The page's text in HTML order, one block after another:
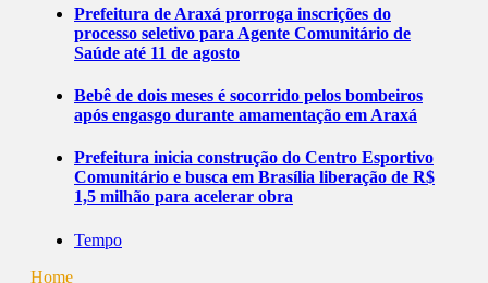
Prefeitura de Araxá prorroga inscrições do
processo seletivo para Agente Comunitário de
Saúde até 11 de agosto
Bebê de dois meses é socorrido pelos bombeiros
após engasgo durante amamentação em Araxá
Prefeitura inicia construção do Centro Esportivo
Comunitário e busca em Brasília liberação de R$
1,5 milhão para acelerar obra
Tempo
Home